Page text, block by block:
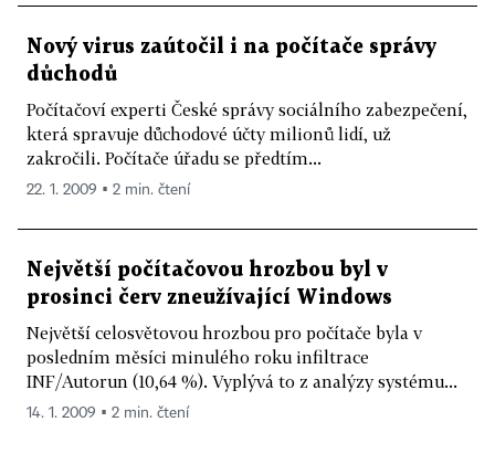
Nový virus zaútočil i na počítače správy
důchodů
Počítačoví experti České správy sociálního zabezpečení,
která spravuje důchodové účty milionů lidí, už
zakročili. Počítače úřadu se předtím...
22. 1. 2009 ▪ 2 min. čtení
Největší počítačovou hrozbou byl v
prosinci červ zneužívající Windows
Největší celosvětovou hrozbou pro počítače byla v
posledním měsíci minulého roku infiltrace
INF/Autorun (10,64 %). Vyplývá to z analýzy systému...
14. 1. 2009 ▪ 2 min. čtení